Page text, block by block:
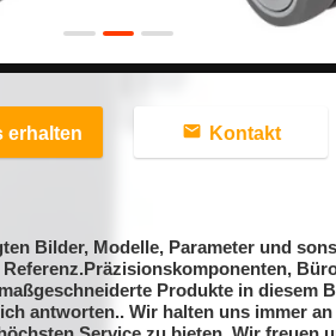
erhalten Kontakt
Bilder, Modelle, Parameter und
Produkte in diesem
antworten.. Wir halten uns immer